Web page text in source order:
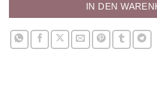
IN DEN